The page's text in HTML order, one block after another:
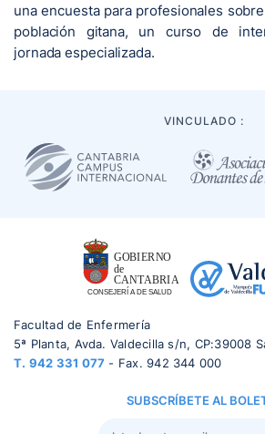
una encuesta para profesionales
población gitana, un curso de
jornada especializada.
VINCULADO :
Facultad de Enfermería
5ª Planta, Avda. Valdecilla s/n, CP:39008
T. 942 331 077 - Fax. 942 344 000
SUBSCRÍBETE AL